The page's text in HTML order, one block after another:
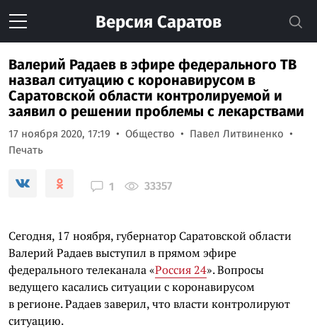
Версия Саратов
Валерий Радаев в эфире федерального ТВ
назвал ситуацию с коронавирусом в
Саратовской области контролируемой и
заявил о решении проблемы с лекарствами
17 ноября 2020, 17:19 Общество
Павел Литвиненко
Печать
1 33357
Сегодня, 17 ноября, губернатор Саратовской области
Валерий Радаев выступил в прямом эфире
федерального телеканала «Россия 24». Вопросы
ведущего касались ситуации с коронавирусом
в регионе. Радаев заверил, что власти контролируют
ситуацию.